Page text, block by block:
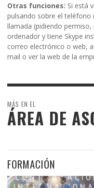
Otras funciones: Si está
pulsando sobre el
llamada (pidiendo
ordenador y tiene Skype
correo electrónico o web,
mail o ver la web de la
MÁS EN EL
ÁREA DE
FORMACIÓN